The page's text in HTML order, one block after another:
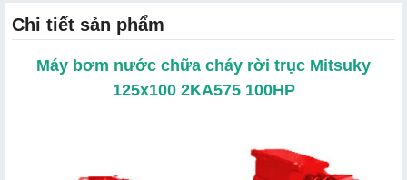
Chi tiết sản phẩm
Máy bơm nước chữa cháy rời trục Mitsuky
125x100 2KA575 100HP